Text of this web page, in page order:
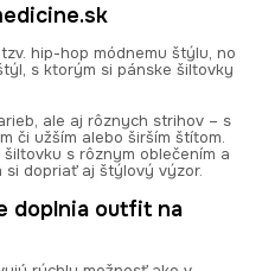
hip-hop módnemu štýlu, no
s ktorým si pánske šiltovky
ale aj rôznych strihov – s
či užším alebo širším štítom.
s rôznym oblečením a
si dopriať aj štýlový výzor.
doplnia outfit na